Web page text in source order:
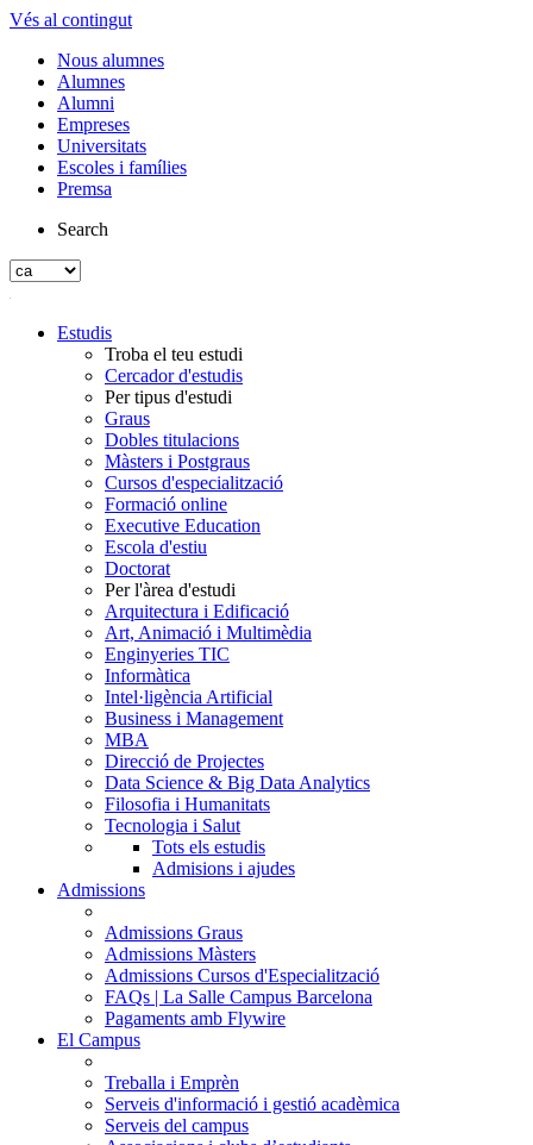
Vés al contingut
Nous alumnes
Alumnes
Alumni
Empreses
Universitats
Escoles i famílies
Premsa
Search
Estudis
Troba el teu estudi
Cercador d'estudis
Per tipus d'estudi
Graus
Dobles titulacions
Màsters i Postgraus
Cursos d'especialització
Formació online
Executive Education
Escola d'estiu
Doctorat
Per l'àrea d'estudi
Arquitectura i Edificació
Art, Animació i Multimèdia
Enginyeries TIC
Informàtica
Intel·ligència Artificial
Business i Management
MBA
Direcció de Projectes
Data Science & Big Data Analytics
Filosofia i Humanitats
Tecnologia i Salut
Tots els estudis
Admisions i ajudes
Admissions
Admissions Graus
Admissions Màsters
Admissions Cursos d'Especialització
FAQs | La Salle Campus Barcelona
Pagaments amb Flywire
El Campus
Treballa i Emprèn
Serveis d'informació i gestió acadèmica
Serveis del campus